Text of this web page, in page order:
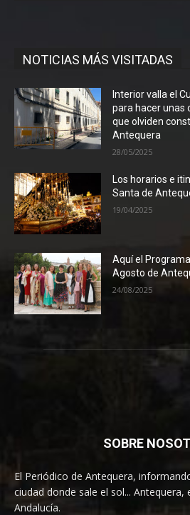
NOTICIAS MÁS VISITADAS
Interior valla el
para hacer unas
que olviden
Antequera
28/05/2025
Los horarios e
Santa de
19/04/2025
Aquí el
Agosto de
24/08/2025
SOBRE
El Periódico de Antequera,
ciudad donde sale el sol... Antequera,
Andalucía.